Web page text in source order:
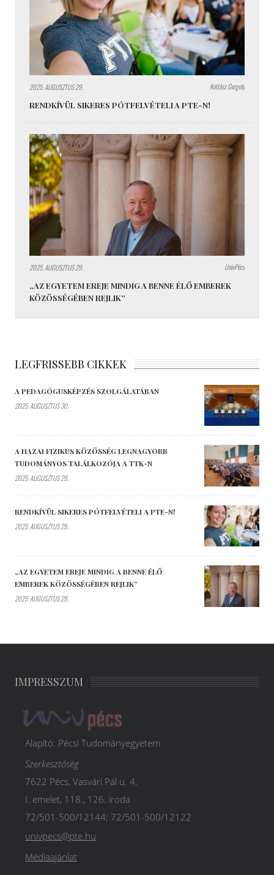
2025. AUGUSZTUS 29. Kottász Gergely
RENDKÍVÜL SIKERES PÓTFELVÉTELI A PTE-N!
2025. AUGUSZTUS 29. UnivPécs
„AZ EGYETEM EREJE MINDIG A BENNE ÉLŐ EMBEREK
KÖZÖSSÉGÉBEN REJLIK”
LEGFRISSEBB CIKKEK
A PEDAGÓGUSKÉPZÉS SZOLGÁLATÁBAN
2025. AUGUSZTUS 30.
A HAZAI FIZIKUS KÖZÖSSÉG LEGNAGYOBB
TUDOMÁNYOS TALÁLKOZÓJA A TTK-N
2025. AUGUSZTUS 29.
RENDKÍVÜL SIKERES PÓTFELVÉTELI A PTE-N!
2025. AUGUSZTUS 29.
„AZ EGYETEM EREJE MINDIG A BENNE ÉLŐ
EMBEREK KÖZÖSSÉGÉBEN REJLIK”
2025. AUGUSZTUS 29.
IMPRESSZUM
Alapító: Pécsi Tudományegyetem
Szerkesztőség
7622 Pécs, Vasvári Pál u. 4.
I. emelet, 118., 126. iroda
72/501-500/12144; 72/501-500/12122
univpecs@pte.hu
Médiaajánlat